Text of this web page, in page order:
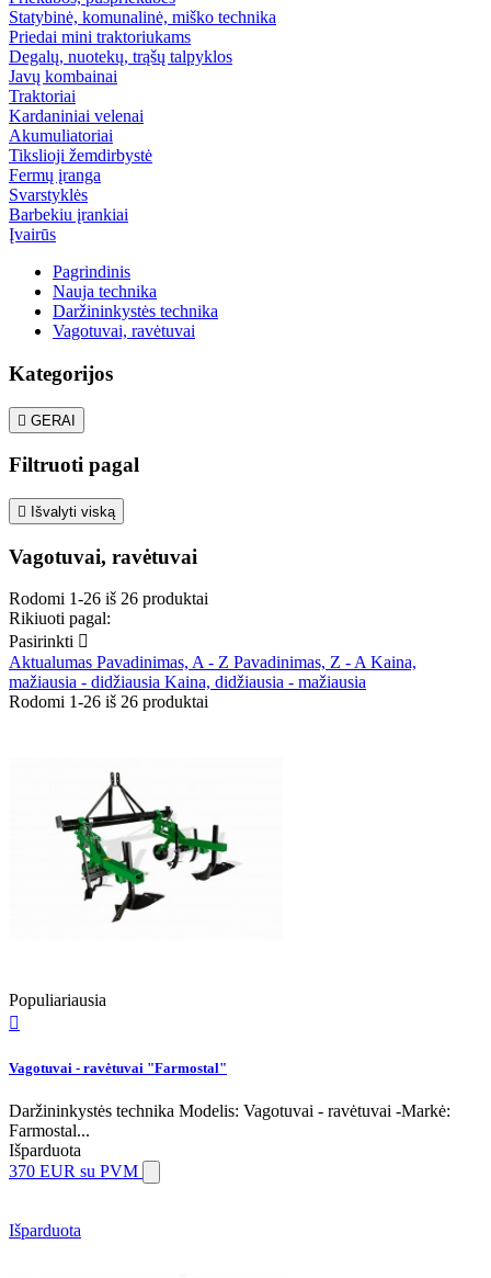
Statybinė, komunalinė, miško technika
Priedai mini traktoriukams
Degalų, nuotekų, trąšų talpyklos
Javų kombainai
Traktoriai
Kardaniniai velenai
Akumuliatoriai
Tikslioji žemdirbystė
Fermų įranga
Svarstyklės
Barbekiu įrankiai
Įvairūs
Pagrindinis
Nauja technika
Daržininkystės technika
Vagotuvai, ravėtuvai
Kategorijos
 GERAI
Filtruoti pagal
 Išvalyti viską
Vagotuvai, ravėtuvai
Rodomi 1-26 iš 26 produktai
Rikiuoti pagal:
Pasirinkti 
Aktualumas Pavadinimas, A - Z Pavadinimas, Z - A Kaina,
mažiausia - didžiausia Kaina, didžiausia - mažiausia
Rodomi 1-26 iš 26 produktai
Populiariausia

Vagotuvai - ravėtuvai "Farmostal"
Daržininkystės technika Modelis: Vagotuvai - ravėtuvai -Markė:
Farmostal...
Išparduota
370 EUR su PVM
Išparduota